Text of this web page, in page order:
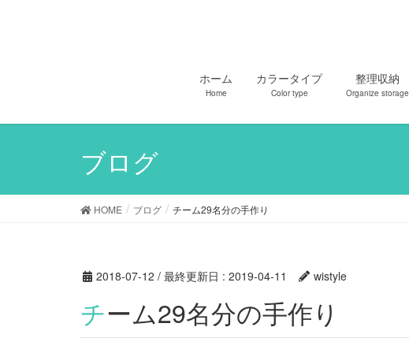
ホーム
Home
カラータイプ
Color type
整理収納
Organize storage
ブログ
HOME ブログ チーム29名分の手作り
2018-07-12 / 最終更新日 : 2019-04-11 wistyle
チーム29名分の手作り